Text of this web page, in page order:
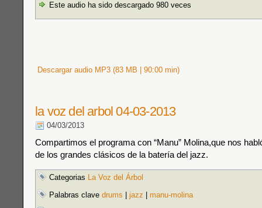
Este audio ha sido descargado 980 veces
Descargar audio MP3 (83 MB | 90:00 min)
la voz del arbol 04-03-2013
04/03/2013
Compartimos el programa con “Manu” Molina,que nos
de los grandes clásicos de la batería del jazz.
Categorias La Voz del Árbol
Palabras clave drums jazz
manu-molina